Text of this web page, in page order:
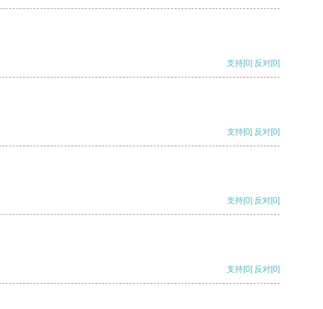
支持[0] 反对[0]
支持[0] 反对[0]
支持[0] 反对[0]
支持[0] 反对[0]